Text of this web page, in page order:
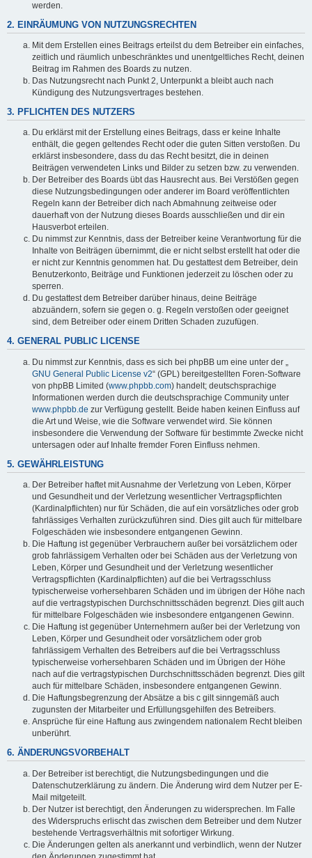
werden.
2. EINRÄUMUNG VON NUTZUNGSRECHTEN
Mit dem Erstellen eines Beitrags erteilst du dem Betreiber ein einfaches,
zeitlich und räumlich unbeschränktes und unentgeltliches Recht, deinen
Beitrag im Rahmen des Boards zu nutzen.
Das Nutzungsrecht nach Punkt 2, Unterpunkt a bleibt auch nach
Kündigung des Nutzungsvertrages bestehen.
3. PFLICHTEN DES NUTZERS
Du erklärst mit der Erstellung eines Beitrags, dass er keine Inhalte
enthält, die gegen geltendes Recht oder die guten Sitten verstoßen. Du
erklärst insbesondere, dass du das Recht besitzt, die in deinen
Beiträgen verwendeten Links und Bilder zu setzen bzw. zu verwenden.
Der Betreiber des Boards übt das Hausrecht aus. Bei Verstößen gegen
diese Nutzungsbedingungen oder anderer im Board veröffentlichten
Regeln kann der Betreiber dich nach Abmahnung zeitweise oder
dauerhaft von der Nutzung dieses Boards ausschließen und dir ein
Hausverbot erteilen.
Du nimmst zur Kenntnis, dass der Betreiber keine Verantwortung für die
Inhalte von Beiträgen übernimmt, die er nicht selbst erstellt hat oder die
er nicht zur Kenntnis genommen hat. Du gestattest dem Betreiber, dein
Benutzerkonto, Beiträge und Funktionen jederzeit zu löschen oder zu
sperren.
Du gestattest dem Betreiber darüber hinaus, deine Beiträge
abzuändern, sofern sie gegen o. g. Regeln verstoßen oder geeignet
sind, dem Betreiber oder einem Dritten Schaden zuzufügen.
4. GENERAL PUBLIC LICENSE
Du nimmst zur Kenntnis, dass es sich bei phpBB um eine unter der „
GNU General Public License v2“ (GPL) bereitgestellten Foren-Software
von phpBB Limited (www.phpbb.com) handelt; deutschsprachige
Informationen werden durch die deutschsprachige Community unter
www.phpbb.de zur Verfügung gestellt. Beide haben keinen Einfluss auf
die Art und Weise, wie die Software verwendet wird. Sie können
insbesondere die Verwendung der Software für bestimmte Zwecke nicht
untersagen oder auf Inhalte fremder Foren Einfluss nehmen.
5. GEWÄHRLEISTUNG
Der Betreiber haftet mit Ausnahme der Verletzung von Leben, Körper
und Gesundheit und der Verletzung wesentlicher Vertragspflichten
(Kardinalpflichten) nur für Schäden, die auf ein vorsätzliches oder grob
fahrlässiges Verhalten zurückzuführen sind. Dies gilt auch für mittelbare
Folgeschäden wie insbesondere entgangenen Gewinn.
Die Haftung ist gegenüber Verbrauchern außer bei vorsätzlichem oder
grob fahrlässigem Verhalten oder bei Schäden aus der Verletzung von
Leben, Körper und Gesundheit und der Verletzung wesentlicher
Vertragspflichten (Kardinalpflichten) auf die bei Vertragsschluss
typischerweise vorhersehbaren Schäden und im übrigen der Höhe nach
auf die vertragstypischen Durchschnittsschäden begrenzt. Dies gilt auch
für mittelbare Folgeschäden wie insbesondere entgangenen Gewinn.
Die Haftung ist gegenüber Unternehmern außer bei der Verletzung von
Leben, Körper und Gesundheit oder vorsätzlichem oder grob
fahrlässigem Verhalten des Betreibers auf die bei Vertragsschluss
typischerweise vorhersehbaren Schäden und im Übrigen der Höhe
nach auf die vertragstypischen Durchschnittsschäden begrenzt. Dies gilt
auch für mittelbare Schäden, insbesondere entgangenen Gewinn.
Die Haftungsbegrenzung der Absätze a bis c gilt sinngemäß auch
zugunsten der Mitarbeiter und Erfüllungsgehilfen des Betreibers.
Ansprüche für eine Haftung aus zwingendem nationalem Recht bleiben
unberührt.
6. ÄNDERUNGSVORBEHALT
Der Betreiber ist berechtigt, die Nutzungsbedingungen und die
Datenschutzerklärung zu ändern. Die Änderung wird dem Nutzer per E-
Mail mitgeteilt.
Der Nutzer ist berechtigt, den Änderungen zu widersprechen. Im Falle
des Widerspruchs erlischt das zwischen dem Betreiber und dem Nutzer
bestehende Vertragsverhältnis mit sofortiger Wirkung.
Die Änderungen gelten als anerkannt und verbindlich, wenn der Nutzer